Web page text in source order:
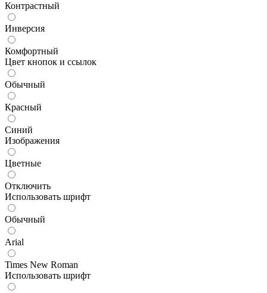
Контрастный
Инверсия
Комфортный
Цвет кнопок и ссылок
Обычный
Красный
Синий
Изображения
Цветные
Отключить
Использовать шрифт
Обычный
Arial
Times New Roman
Использовать шрифт